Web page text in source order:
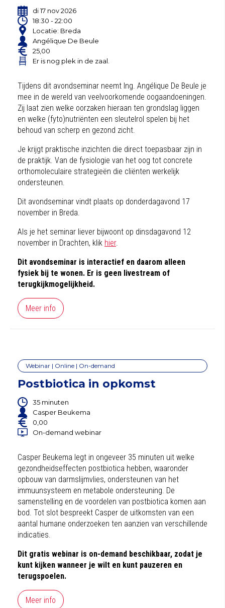
di 17 nov 2026
18:30 - 22:00
Locatie: Breda
Angélique De Beule
25,00
Er is nog plek in de zaal.
Tijdens dit avondseminar neemt Ing. Angélique De Beule je
mee in de wereld van veelvoorkomende oogaandoeningen.
Zij laat zien welke oorzaken hieraan ten grondslag liggen
en welke (fyto)nutriënten een sleutelrol spelen bij het
behoud van scherp en gezond zicht.
Je krijgt praktische inzichten die direct toepasbaar zijn in
de praktijk. Van de fysiologie van het oog tot concrete
orthomoleculaire strategieën die cliënten werkelijk
ondersteunen.
Dit avondseminar vindt plaats op donderdagavond 17
november in Breda.
Als je het seminar liever bijwoont op dinsdagavond 12
november in Drachten, klik hier.
Dit avondseminar is interactief en daarom alleen
fysiek bij te wonen. Er is geen livestream of
terugkijkmogelijkheid.
Meer info
Webinar | Online | On-demand
Postbiotica in opkomst
35 minuten
Casper Beukema
0,00
On-demand webinar
Casper Beukema legt in ongeveer 35 minuten uit welke
gezondheidseffecten postbiotica hebben, waaronder
opbouw van darmslijmvlies, ondersteunen van het
immuunsysteem en metabole ondersteuning. De
samenstelling en de voordelen van postbiotica komen aan
bod. Tot slot bespreekt Casper de uitkomsten van een
aantal humane onderzoeken ten aanzien van verschillende
indicaties.
Dit gratis webinar is on-demand beschikbaar, zodat je
kunt kijken wanneer je wilt en kunt pauzeren en
terugspoelen.
Meer info